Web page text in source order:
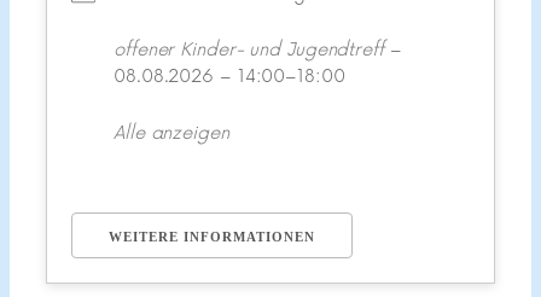
offener Kinder- und Jugendtreff–
08.08.2026 – 14:00–18:00
Alle anzeigen
WEITERE INFORMATIONEN